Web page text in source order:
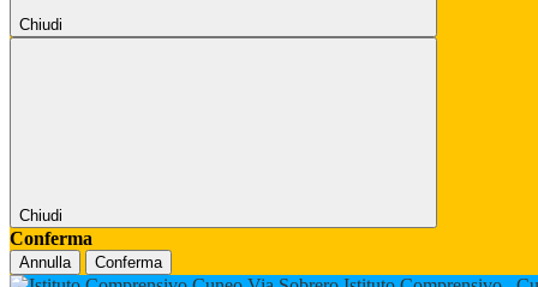
Chiudi
Chiudi
Conferma
Annulla Conferma